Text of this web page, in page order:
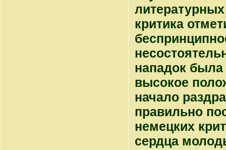
критика
нападок была
высокое
начало
правильно
немецких
сердца